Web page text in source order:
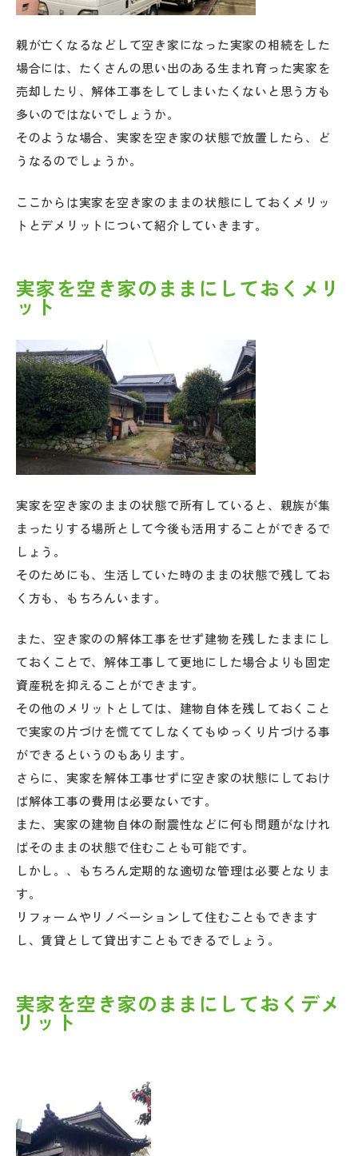
親が亡くなるなどして空き家になった実家の相続をした
場合には、たくさんの思い出のある生まれ育った実家を
売却したり、解体工事をしてしまいたくないと思う方も
多いのではないでしょうか。
そのような場合、実家を空き家の状態で放置したら、ど
うなるのでしょうか。
ここからは実家を空き家のままの状態にしておくメリッ
トとデメリットについて紹介していきます。
実家を空き家のままにしておくメリ
ット
実家を空き家のままの状態で所有していると、親族が集
まったりする場所として今後も活用することができるで
しょう。
そのためにも、生活していた時のままの状態で残してお
く方も、もちろんいます。
また、空き家のの解体工事をせず建物を残したままにし
ておくことで、解体工事して更地にした場合よりも固定
資産税を抑えることができます。
その他のメリットとしては、建物自体を残しておくこと
で実家の片づけを慌ててしなくてもゆっくり片づける事
ができるというのもあります。
さらに、実家を解体工事せずに空き家の状態にしておけ
ば解体工事の費用は必要ないです。
また、実家の建物自体の耐震性などに何も問題がなけれ
ばそのままの状態で住むことも可能です。
しかし。、もちろん定期的な適切な管理は必要となりま
す。
リフォームやリノベーションして住むこともできます
し、賃貸として貸出すこともできるでしょう。
実家を空き家のままにしておくデメ
リット